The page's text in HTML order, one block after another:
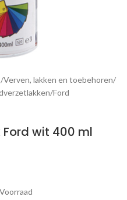
/Verven, lakken en toebehoren/
/Ford
wit 400 ml